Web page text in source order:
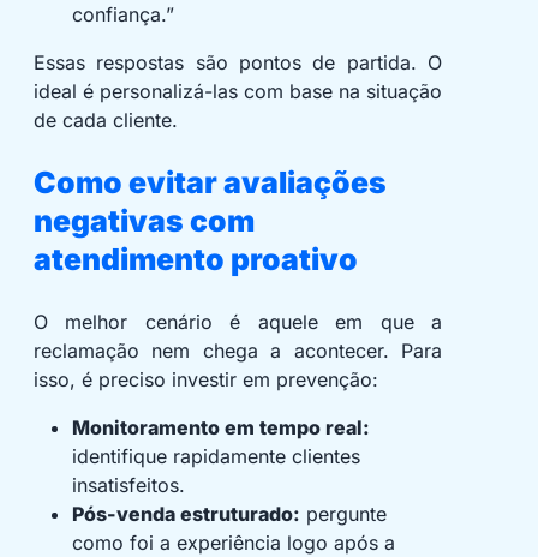
confiança.”
Essas respostas são pontos de partida. O
ideal é personalizá-las com base na situação
de cada cliente.
Como evitar avaliações
negativas com
atendimento proativo
O melhor cenário é aquele em que a
reclamação nem chega a acontecer. Para
isso, é preciso investir em prevenção:
Monitoramento em tempo real:
identifique rapidamente clientes
insatisfeitos.
Pós-venda estruturado: pergunte
como foi a experiência logo após a